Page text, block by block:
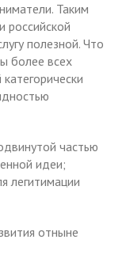
Таким
российской
полезной. Что
более всех
частью
идеи;
легитимации
отныне